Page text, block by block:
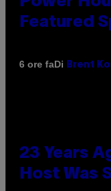
Featured
6 ore faDi Brent
23 Years
Host Was